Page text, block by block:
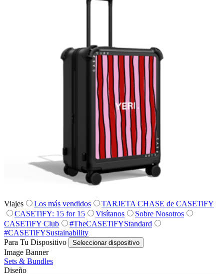
Viajes Los más vendidos
TARJETA CHASE de CASETiFY
CASETiFY: 15 for 15
Visítanos
Sobre Nosotros
CASETiFY Club
#TheCASETiFYStandard
#CASETiFYSustainability
Para Tu Dispositivo
Seleccionar dispositivo
Image Banner
Sets & Bundles
Diseño